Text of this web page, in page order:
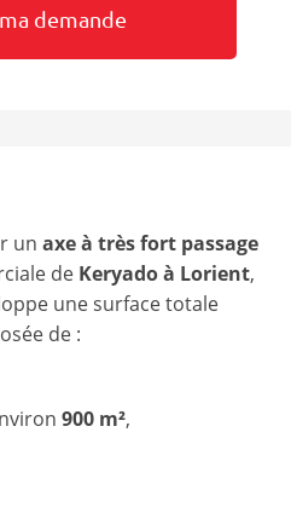
un axe à très fort passage
de Keryado à Lorient,
une surface totale
de :
900 m²,